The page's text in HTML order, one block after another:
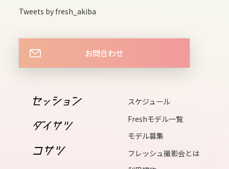
sun
14
mon
15
tue
wed
Tweets by fresh_akiba
お問合わせ
スケジュール
Freshモデル一覧
モデル募集
フレッシュ撮影会とは